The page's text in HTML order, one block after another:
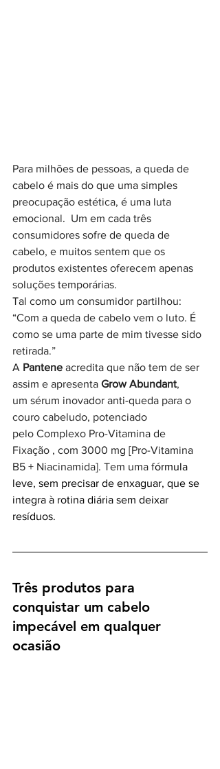
Para milhões de pessoas, a queda de
cabelo é mais do que uma simples
preocupação estética, é uma luta
emocional.  Um em cada três
consumidores sofre de queda de
cabelo, e muitos sentem que os
produtos existentes oferecem apenas
soluções temporárias.
Tal como um consumidor partilhou:
“Com a queda de cabelo vem o luto. É
como se uma parte de mim tivesse sido
retirada.”
A Pantene acredita que não tem de ser
assim e apresenta Grow Abundant,
um sérum inovador anti-queda para o
couro cabeludo, potenciado
pelo Complexo Pro-Vitamina de
Fixação , com 3000 mg [Pro-Vitamina
B5 + Niacinamida]. Tem uma fórmula
leve, sem precisar de enxaguar, que se
integra à rotina diária sem deixar
resíduos.
Três produtos para
conquistar um cabelo
impecável em qualquer
ocasião